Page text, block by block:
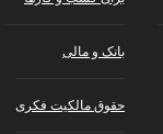
بانک و مالی
حقوق مالکیت فکری